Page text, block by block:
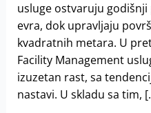
usluge ostvaruju
evra, dok upravljaju
kvadratnih metara. U
Facility Management
izuzetan rast, sa
nastavi. U skladu sa tim,